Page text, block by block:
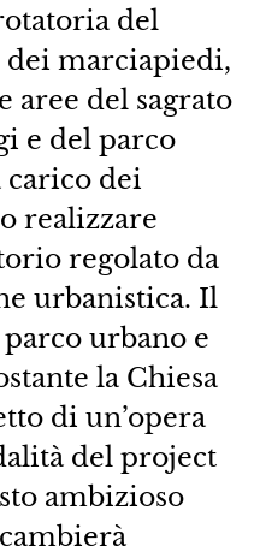
del
dei marciapiedi,
aree del sagrato
e del parco
carico dei
realizzare
regolato da
urbanistica. Il
urbano e
la Chiesa
di un’opera
del project
ambizioso